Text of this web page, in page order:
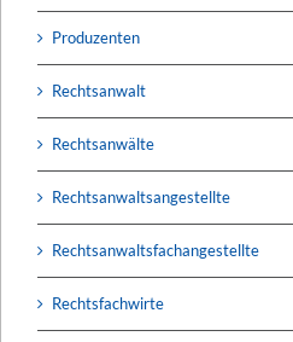
Produzenten
Rechtsanwalt
Rechtsanwälte
Rechtsanwaltsangestellte
Rechtsanwaltsfachangestellte
Rechtsfachwirte